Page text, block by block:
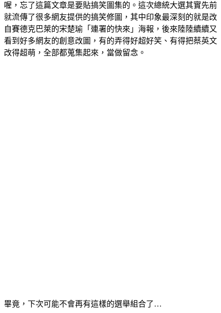
喔，忘了這篇文章是要貼搞笑圖集的。這次總統大選其實先前
就流傳了很多網友提供的搞笑修圖，其中印象最深刻的就是改
自賽德克巴萊的宋楚瑜「連署的快來」海報，後來陸陸續續又
看到好多網友的創意改圖，有的弄得好超好笑、有得把蔡英文
改得超萌，全部都蒐集起來，當做留念。
畢竟，下次可能不會再有這樣的選舉組合了…